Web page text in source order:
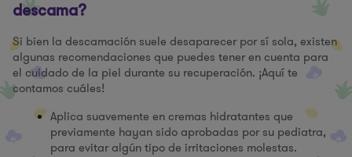
descama?
Si bien la descamación suele desaparecer por sí sola, existen
algunas recomendaciones que puedes tener en cuenta para
el cuidado de la piel durante su recuperación. ¡Aquí te
contamos cuáles!
Aplica suavemente en cremas hidratantes que
previamente hayan sido aprobadas por su pediatra,
para evitar algún tipo de irritaciones molestas.